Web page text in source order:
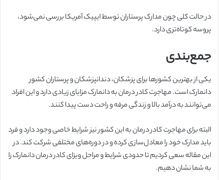
در حالت کلی چون مدارک پرستاران توسط ایپیک آمریکا بررسی نمی‌شود،
پروسه کوتاه‌تری دارد.
جمع‌بندی
یکی از بهترین کشورها برای پزشکان، دندانپزشکان و پرستاران کشور
دانمارک است. مهاجرت کادر درمان به دانمارک مزایای زیادی دارد و این افراد
می‌توانند به درآمد بالا و زندگی مرفه و راحت دست پیدا کنند.
البته برای مهاجرت کادر درمان به این کشور نیز شرایط خاصی وجود دارد و فرد
باید مدارک خود را معادل‌سازی کرده و در دوره‌های مختلفی شرکت کند. در
این مقاله سعی کردیم تا حدودی شرایط و مراحل ویزای کادر درمان دانمارک را
به شما نشان دهیم.